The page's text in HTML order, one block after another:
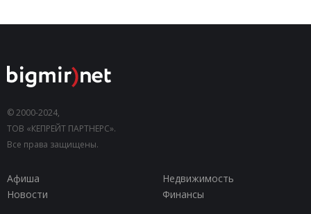
© 2000-2024,
ТОВ «КЕПРЕЙТ ПАРТНЕРС».
Все права защищены.
Афиша
Недвижимость
Новости
Финансы